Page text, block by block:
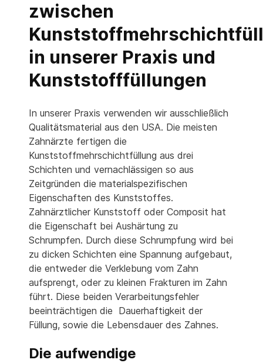
zwischen
in unserer Praxis und
Kunststofffüllungen
In unserer Praxis verwenden wir ausschließlich
Qualitätsmaterial aus den USA. Die meisten
Zahnärzte fertigen die
Kunststoffmehrschichtfüllung aus drei
Schichten und vernachlässigen so aus
Zeitgründen die materialspezifischen
Eigenschaften des Kunststoffes.
Zahnärztlicher Kunststoff oder Composit hat
die Eigenschaft bei Aushärtung zu
Schrumpfen. Durch diese Schrumpfung wird bei
zu dicken Schichten eine Spannung aufgebaut,
die entweder die Verklebung vom Zahn
aufsprengt, oder zu kleinen Frakturen im Zahn
führt. Diese beiden Verarbeitungsfehler
beeinträchtigen die Dauerhaftigkeit der
Füllung, sowie die Lebensdauer des Zahnes.
Die aufwendige